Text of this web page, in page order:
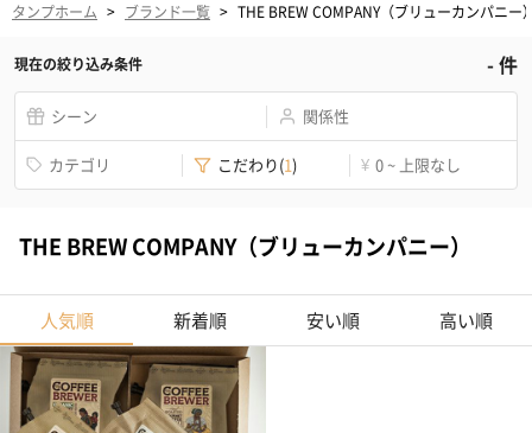
タンプホーム > ブランド一覧 > THE BREW COMPANY（ブリューカンパニー
現在の絞り込み条件 -件
シーン 関係性
カテゴリ こだわり(1) ¥ 0 ~ 上限なし
THE BREW COMPANY（ブリューカンパニー）
人気順 新着順 安い順 高い順